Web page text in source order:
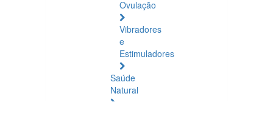
Ovulação
Vibradores
e
Estimuladores
Saúde
Natural